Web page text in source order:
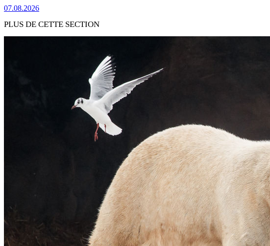
07.08.2026
PLUS DE CETTE SECTION